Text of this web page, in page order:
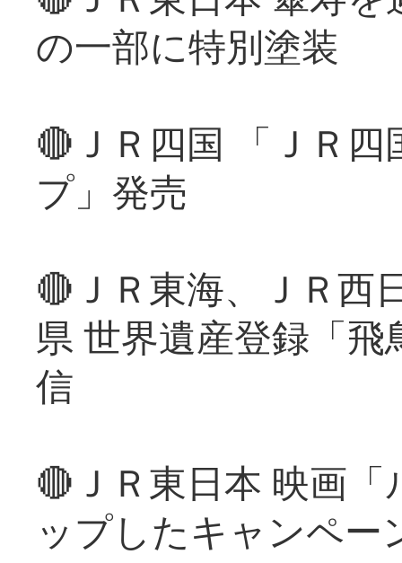
の一部に特別塗装
🔴ＪＲ四国 「ＪＲ
プ」発売
🔴ＪＲ東海、ＪＲ西
県 世界遺産登録「
信
🔴ＪＲ東日本 映画
ップしたキャンペー